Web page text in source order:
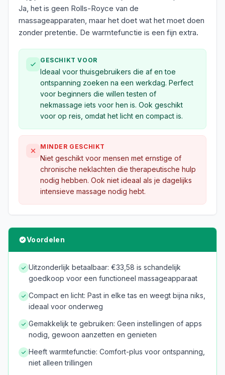
Ja, het is geen Rolls-Royce van de
massageapparaten, maar het doet wat het moet doen
zonder pretentie. De warmtefunctie is een fijn extra.
GESCHIKT VOOR
Ideaal voor thuisgebruikers die af en toe
ontspanning zoeken na een werkdag. Perfect
voor beginners die willen testen of
nekmassage iets voor hen is. Ook geschikt
voor op reis, omdat het licht en compact is.
MINDER GESCHIKT
Niet geschikt voor mensen met ernstige of
chronische neklachten die therapeutische hulp
nodig hebben. Ook niet ideaal als je dagelijks
intensieve massage nodig hebt.
Voordelen
Uitzonderlijk betaalbaar: €33,58 is schandelijk
goedkoop voor een functioneel massageapparaat
Compact en licht: Past in elke tas en weegt bijna niks,
ideaal voor onderweg
Gemakkelijk te gebruiken: Geen instellingen of apps
nodig, gewoon aanzetten en genieten
Heeft warmtefunctie: Comfort-plus voor ontspanning,
niet alleen trillingen